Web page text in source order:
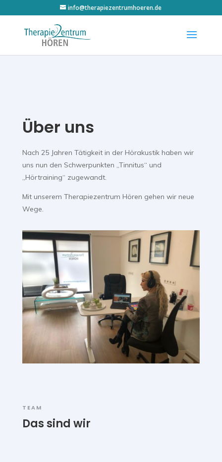
info@therapiezentrumhoeren.de
Über uns
Nach 25 Jahren Tätigkeit in der Hörakustik haben wir
uns nun den Schwerpunkten „Tinnitus“ und
„Hörtraining“ zugewandt.
Mit unserem Therapiezentrum Hören gehen wir neue
Wege.
TEAM
Das sind wir